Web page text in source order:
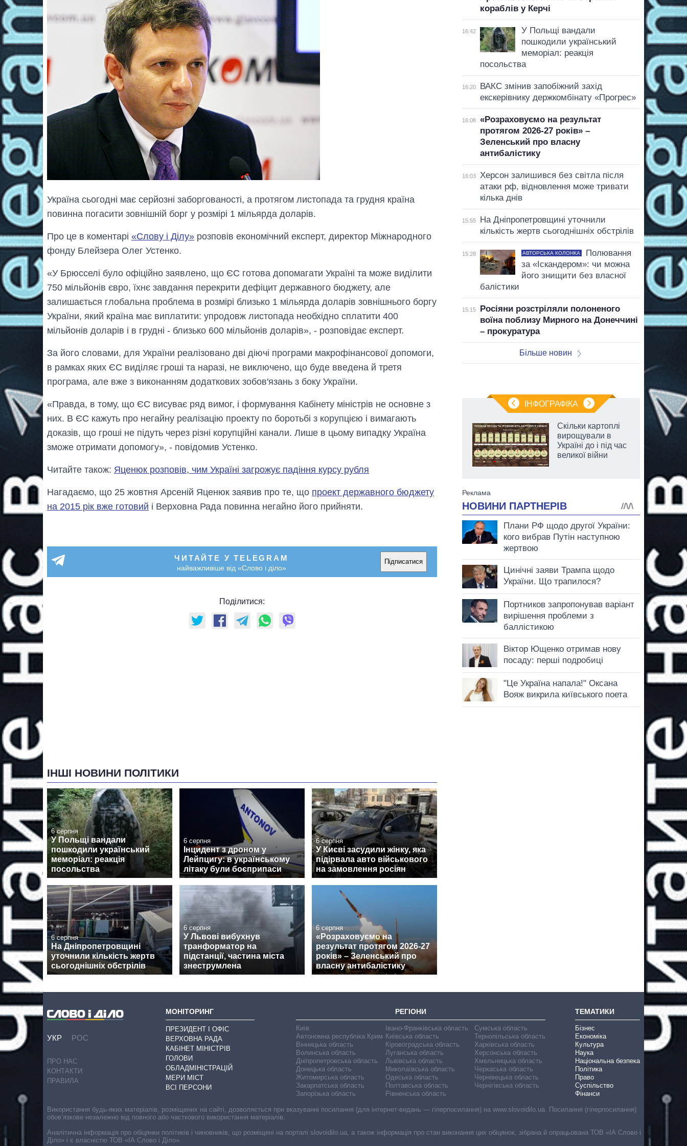
Україна сьогодні має серйозні заборгованості, а протягом листопада та грудня країна
повинна погасити зовнішній борг у розмірі 1 мільярда доларів.
Про це в коментарі «Слову і Ділу» розповів економічний експерт, директор Міжнародного
фонду Блейзера Олег Устенко.
«У Брюсселі було офіційно заявлено, що ЄС готова допомагати Україні та може виділити
750 мільйонів євро, їхнє завдання перекрити дефіцит державного бюджету, але
залишається глобальна проблема в розмірі близько 1 мільярда доларів зовнішнього боргу
України, який країна має виплатити: упродовж листопада необхідно сплатити 400
мільйонів доларів і в грудні - близько 600 мільйонів доларів», - розповідає експерт.
За його словами, для України реалізовано дві діючі програми макрофінансової допомоги,
в рамках яких ЄС виділяє гроші та наразі, не виключено, що буде введена й третя
програма, але вже з виконанням додаткових зобов'язань з боку України.
«Правда, в тому, що ЄС висуває ряд вимог, і формування Кабінету міністрів не основне з
них. В ЄС кажуть про негайну реалізацію проекту по боротьбі з корупцією і вимагають
доказів, що гроші не підуть через різні корупційні канали. Лише в цьому випадку Україна
зможе отримати допомогу», - повідомив Устенко.
Читайте також: Яценюк розповів, чим Україні загрожує падіння курсу рубля
Нагадаємо, що 25 жовтня Арсеній Яценюк заявив про те, що проект державного бюджету
на 2015 рік вже готовий і Верховна Рада повинна негайно його прийняти.
ЧИТАЙТЕ У TELEGRAM
найважливіше від «Слово і діло»
Підписатися
Поділитися:
ІНШІ НОВИНИ ПОЛІТИКИ
6 серпня
У Польщі вандали
пошкодили український
меморіал: реакція
посольства
6 серпня
Інцидент з дроном у
Лейпцигу: в українському
літаку були боєприпаси
6 серпня
У Києві засудили жінку, яка
підірвала авто військового
на замовлення росіян
6 серпня
На Дніпропетровщині
уточнили кількість жертв
сьогоднішніх обстрілів
6 серпня
У Львові вибухнув
транформатор на
підстанції, частина міста
знеструмлена
6 серпня
«Розраховуємо на
результат протягом 2026-27
років» – Зеленський про
власну антибалістику
кораблів у Керчі
16:42
У Польщі вандали
пошкодили український
меморіал: реакція
посольства
16:20
ВАКС змінив запобіжний захід
екскерівнику держкомбінату «Прогрес»
16:08
«Розраховуємо на результат
протягом 2026-27 років» –
Зеленський про власну
антибалістику
16:03
Херсон залишився без світла після
атаки рф, відновлення може тривати
кілька днів
15:55
На Дніпропетровщині уточнили
кількість жертв сьогоднішніх обстрілів
15:28 АВТОРСЬКА КОЛОНКА
Полювання
за «Іскандером»: чи можна
його знищити без власної
балістики
15:15
Росіяни розстріляли полоненого
воїна поблизу Мирного на Донеччині
– прокуратура
Більше новин
ІНФОГРАФІКА
змінилася кількість
Скільки картоплі
вирощували в
Україні до і під час
великої війни
УКР РОС
ПРО НАС
КОНТАКТИ
ПРАВИЛА
МОНІТОРИНГ
ПРЕЗИДЕНТ І ОФІС
ВЕРХОВНА РАДА
КАБІНЕТ МІНІСТРІВ
ГОЛОВИ
ОБЛАДМІНІСТРАЦІЙ
МЕРИ МІСТ
ВСІ ПЕРСОНИ
РЕГІОНИ
Київ
Автономна республіка Крим
Вінницька область
Волинська область
Дніпропетровська область
Донецька область
Житомирська область
Закарпатська область
Запорізька область
Івано-Франківська область
Київська область
Кіровоградська область
Луганська область
Львівська область
Миколаївська область
Одеська область
Полтавська область
Рівненська область
Сумська область
Тернопільська область
Харківська область
Херсонська область
Хмельницька область
Черкаська область
Чернівецька область
Чернігівська область
ТЕМАТИКИ
Бізнес
Економіка
Культура
Наука
Національна безпека
Політика
Право
Суспільство
Фінанси
Використання будь-яких матеріалів, розміщених на сайті, дозволяється при вказуванні посилання (для інтернет-видань — гіперпосилання) на www.slovoidilo.ua. Посилання (гіперпосилання)
обов’язкове незалежно від повного або часткового використання матеріалів.
Аналітична інформація про обіцянки політиків і чиновників, що розміщені на порталі slovoidilo.ua, а також інформація про стан виконання цих обіцянок, зібрана й опрацьована ТОВ «ІА Слово і
Діло» і є власністю ТОВ «ІА Слово і Діло».